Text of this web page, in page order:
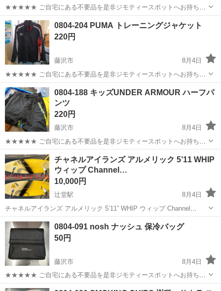
★★★★★ ご自宅にある不要品を是非ジモティースポットへお持ち込
みしませんか？ 家電、趣味・スポーツ・レジャー用品、こども用品、
衣料服飾品、生活雑貨、家具、本、CD・DVDなどが無料でまとめて持
ち込めます！ ※詳細はこ...
神奈川 藤沢市 フィットネス、トレーニング
0804-204 PUMA トレーニングジャケット
220円
藤沢市
8月4日
★★★★★ ご自宅にある不要品を是非ジモティースポットへお持ち込
みしませんか？ 家電、趣味・スポーツ・レジャー用品、こども用品、
衣料服飾品、生活雑貨、家具、本、CD・DVDなどが無料でまとめて持
ち込めます！ ※詳細はこ...
神奈川 藤沢市 スポーツウェア
0804-188 キッズUNDER ARMOUR ハーフパ
ンツ
220円
藤沢市
8月4日
★★★★★ ご自宅にある不要品を是非ジモティースポットへお持ち込
みしませんか？ 家電、趣味・スポーツ・レジャー用品、こども用品、
衣料服飾品、生活雑貨、家具、本、CD・DVDなどが無料でまとめて持
ち込めます！ ※詳細はこ...
神奈川 藤沢市 スポーツウェア ハーフパンツ
チャネルアイランズ アルメリック 5’11 WHIP
ウィップ Channel…
10,000円
辻堂駅
8月4日
チャネルアイランズ アルメリック 5’11” WHIP ウィップ Channel
Islands AL MERRICK サーフボード surfboard チャネルアイランズ ア
ルメリック WHIP モデルです。 サイズ ...
神奈川 藤沢市 マリンスポーツ ウィップ
0804-091 nosh ナッシュ 保冷バッグ
50円
藤沢市
8月4日
★★★★★ ご自宅にある不要品を是非ジモティースポットへお持ち込
みしませんか？ 家電、趣味・スポーツ・レジャー用品、こども用品、
神奈川 藤沢市 その他 現地